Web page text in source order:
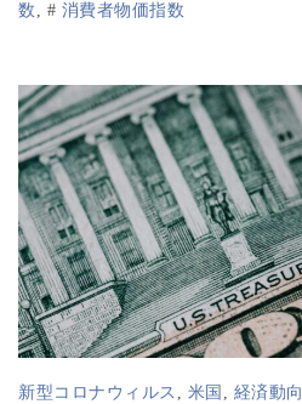
数 , # 消費者物価指数
新型コロナウィルス , 米国 , 経済動向